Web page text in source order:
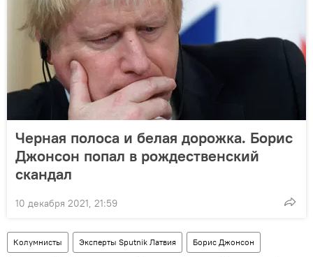
Черная полоса и белая дорожка. Борис
Джонсон попал в рождественский
скандал
10 декабря 2021, 21:59
Колумнисты Эксперты Sputnik Латвия Борис Джонсон